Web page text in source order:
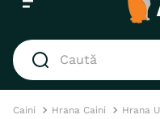
Caută
Caini Hrana Caini Hrana